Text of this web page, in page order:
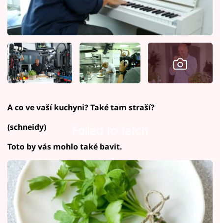
A co ve vaší kuchyni? Také tam straší?
(schneidy)
Toto by vás mohlo také bavit.